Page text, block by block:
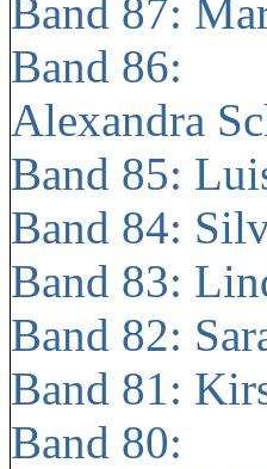
Band 87:
Band 86:
Alexandra
Band 85:
Band 84:
Band 83:
Band 82:
Band 81:
Band 80: